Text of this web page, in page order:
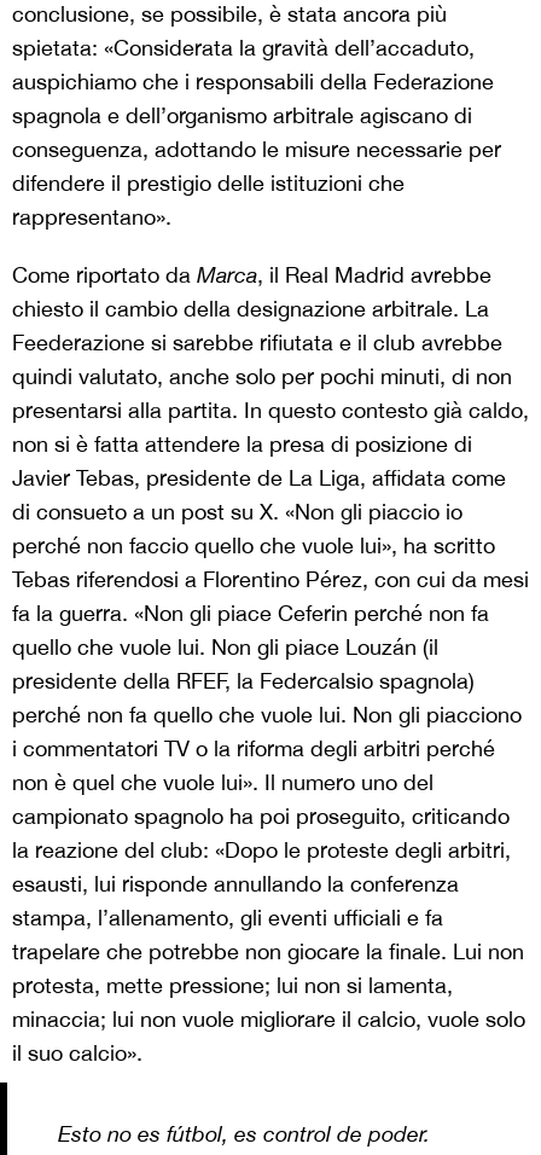
conclusione, se possibile, è stata ancora più
spietata: «Considerata la gravità dell’accaduto,
auspichiamo che i responsabili della Federazione
spagnola e dell’organismo arbitrale agiscano di
conseguenza, adottando le misure necessarie per
difendere il prestigio delle istituzioni che
rappresentano».
Come riportato da Marca, il Real Madrid avrebbe
chiesto il cambio della designazione arbitrale. La
Feederazione si sarebbe rifiutata e il club avrebbe
quindi valutato, anche solo per pochi minuti, di non
presentarsi alla partita. In questo contesto già caldo,
non si è fatta attendere la presa di posizione di
Javier Tebas, presidente de La Liga, affidata come
di consueto a un post su X. «Non gli piaccio io
perché non faccio quello che vuole lui», ha scritto
Tebas riferendosi a Florentino Pérez, con cui da mesi
fa la guerra. «Non gli piace Ceferin perché non fa
quello che vuole lui. Non gli piace Louzán (il
presidente della RFEF, la Federcalsio spagnola)
perché non fa quello che vuole lui. Non gli piacciono
i commentatori TV o la riforma degli arbitri perché
non è quel che vuole lui». Il numero uno del
campionato spagnolo ha poi proseguito, criticando
la reazione del club: «Dopo le proteste degli arbitri,
esausti, lui risponde annullando la conferenza
stampa, l’allenamento, gli eventi ufficiali e fa
trapelare che potrebbe non giocare la finale. Lui non
protesta, mette pressione; lui non si lamenta,
minaccia; lui non vuole migliorare il calcio, vuole solo
il suo calcio».
Esto no es fútbol, es control de poder.